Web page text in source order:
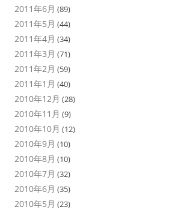
2011年6月 (89)
2011年5月 (44)
2011年4月 (34)
2011年3月 (71)
2011年2月 (59)
2011年1月 (40)
2010年12月 (28)
2010年11月 (9)
2010年10月 (12)
2010年9月 (10)
2010年8月 (10)
2010年7月 (32)
2010年6月 (35)
2010年5月 (23)